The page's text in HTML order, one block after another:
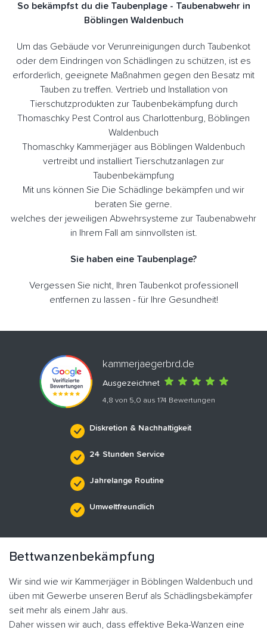
So bekämpfst du die Taubenplage - Taubenabwehr in
Böblingen Waldenbuch
Um das Gebäude vor Verunreinigungen durch Taubenkot
oder dem Eindringen von Schädlingen zu schützen, ist es
erforderlich, geeignete Maßnahmen gegen den Besatz mit
Tauben zu treffen. Vertrieb und Installation von
Tierschutzprodukten zur Taubenbekämpfung durch
Thomaschky Pest Control aus Charlottenburg, Böblingen
Waldenbuch
Thomaschky Kammerjäger aus Böblingen Waldenbuch
vertreibt und installiert Tierschutzanlagen zur
Taubenbekämpfung
Mit uns können Sie Die Schädlinge bekämpfen und wir
beraten Sie gerne.
welches der jeweiligen Abwehrsysteme zur Taubenabwehr
in Ihrem Fall am sinnvollsten ist.
Sie haben eine Taubenplage?
Vergessen Sie nicht, Ihren Taubenkot professionell
entfernen zu lassen - für Ihre Gesundheit!
kammerjaegerbrd.de
Ausgezeichnet
4,8 von 5,0 aus 174 Bewertungen
Diskretion & Nachhaltigkeit
24 Stunden Service
Jahrelange Routine
Umweltfreundlich
Bettwanzenbekämpfung
Wir sind wie wir Kammerjäger in Böblingen Waldenbuch und
üben mit Gewerbe unseren Beruf als Schädlingsbekämpfer
seit mehr als einem Jahr aus.
Daher wissen wir auch, dass effektive Beka-Wanzen eine